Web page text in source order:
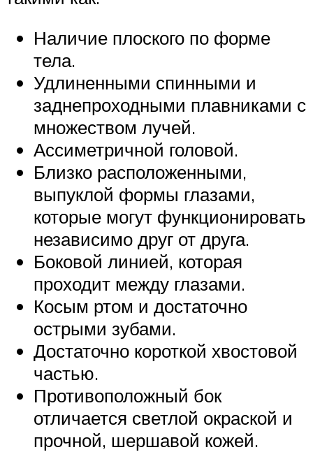
Наличие плоского по форме
тела.
Удлиненными спинными и
заднепроходными плавниками с
множеством лучей.
Ассиметричной головой.
Близко расположенными,
выпуклой формы глазами,
которые могут функционировать
независимо друг от друга.
Боковой линией, которая
проходит между глазами.
Косым ртом и достаточно
острыми зубами.
Достаточно короткой хвостовой
частью.
Противоположный бок
отличается светлой окраской и
прочной, шершавой кожей.